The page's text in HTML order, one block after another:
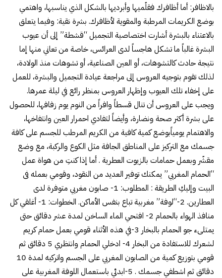
بالاظافر: أما أظافرك فقلّميها وأبرديها بالشكل الذي يناسبها، واهتمي
بوضع الكريمات المرطبة والمقوية لأظافرك. بشرة نقية: وفيما يتعلق
بالاعتناء بالبشرة أشارت اختصاصية التجميل “قشطة” إلى أن عيوب
البشرة غالباً ما تشكل هاجساً لدى العرائس، خاصة من تعاني منها إما
نتيجة حادث كالتشوهات، أو العين الصناعية، أو تشوهات منذ الولادة،
لذلك تقوم بتوجيه العروس إلى مراجعة عيادة التجميل والبشرة، للعمل
على إخفاء تلك العيوب وإظهار العروس بمنظر رائع في ليلة عمرها.
ويجب على العروس أن تنال قسطاً وافراً من النوم يوم زفافها، للحصول
على بشرة أكثر صحة ونضارة، وأيضاً لتفادي احمرار العين وانتفاخها،
والاهتمام يومياًبوضع كمية كافية من الكريم المرطب للجسم على كافة
جسمك مع التركيز على المناطق الجافة مثل الكوع والركبة، مع وضع
مقشّر وبعمل حمامات بالزيوت العطرية . أما إذا كنتِ من هواة عمل
“الحمام المغربي” يمكنك توفير العديد من النقود، وقومي بعمله فى
البيت وإليكِ الطريقة : المطلوب: 1- صابون مغربي متوفرة لدى
العطارين. 2-“لوفة” مغربية تباع بنفس الأماكن. الخطوات: 1- أغلقي كل
منافذ الهواء بالحمام 2- افتحي الماء الساخن لمدة عشر دقائق حتى
يمتلىء جو الحمام بالبخار 3-في هذه الأثناء قومي بعمل حمام كريم
لشعرك للاستفادة من البخار 4- ادخلي الحمام وانتظري 5 دقائق ثم
قومي بتوزيع كمية من الصابون المغربي على الجسم واتركيه لمدة 10
دقائق ثم اشطفي جسمك . 5-ابدئي باستعمال اللوفة المغربية على